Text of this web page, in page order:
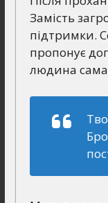
Замість
підтримки.
пропонує
людина сама